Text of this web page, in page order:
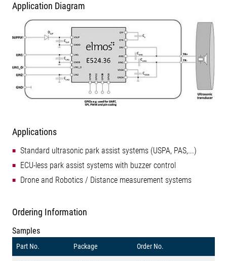
Application Diagram
Applications
Standard ultrasonic park assist systems (USPA, PAS,...)
ECU-less park assist systems with buzzer control
Drone and Robotics / Distance measurement systems
Ordering Information
Samples
Part No. Package Order No.